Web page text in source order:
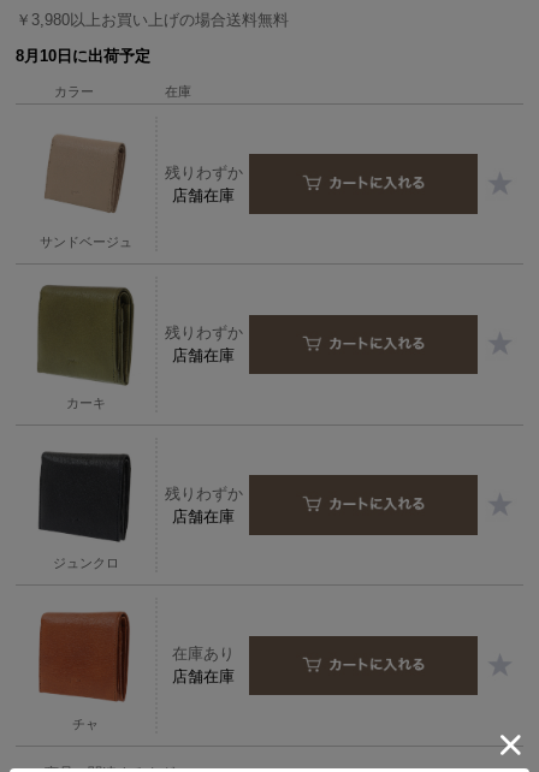
￥3,980以上お買い上げの場合送料無料
8月10日に出荷予定
カラー 在庫
サンドベージュ
残りわずか
店舗在庫
カーキ
残りわずか
店舗在庫
ジュンクロ
残りわずか
店舗在庫
チャ
在庫あり
店舗在庫